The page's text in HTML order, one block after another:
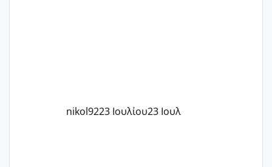
nikol9223 Ιουλίου23 Ιουλ